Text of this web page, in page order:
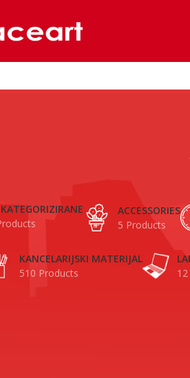
ACCESSORIES
5 Products
KANCELARIJSKI MATERIJAL
510 Products